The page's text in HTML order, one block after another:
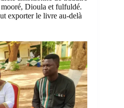
Dioula et fulfuldé.
exporter le livre au-delà